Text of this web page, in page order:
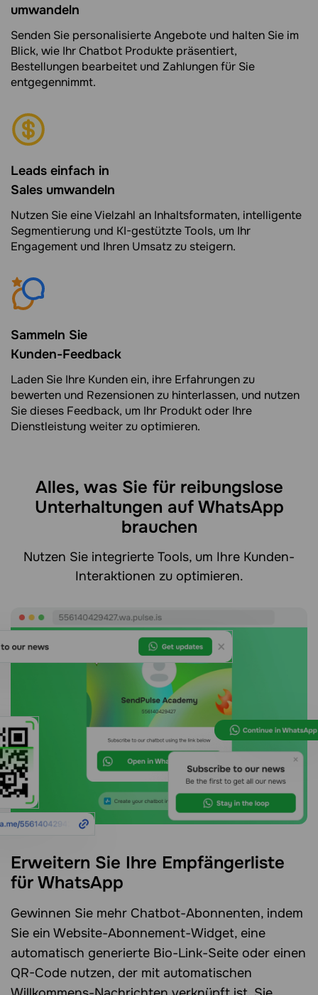
umwandeln
Senden Sie personalisierte Angebote und halten Sie im
Blick, wie Ihr Chatbot Produkte präsentiert,
Bestellungen bearbeitet und Zahlungen für Sie
entgegennimmt.
Leads einfach in
Sales umwandeln
Nutzen Sie eine Vielzahl an Inhaltsformaten, intelligente
Segmentierung und KI-gestützte Tools, um Ihr
Engagement und Ihren Umsatz zu steigern.
Sammeln Sie
Kunden-Feedback
Laden Sie Ihre Kunden ein, ihre Erfahrungen zu
bewerten und Rezensionen zu hinterlassen, und nutzen
Sie dieses Feedback, um Ihr Produkt oder Ihre
Dienstleistung weiter zu optimieren.
Alles, was Sie für reibungslose
Unterhaltungen auf WhatsApp
brauchen
Nutzen Sie integrierte Tools, um Ihre Kunden-
Interaktionen zu optimieren.
Erweitern Sie Ihre Empfängerliste
für WhatsApp
Gewinnen Sie mehr Chatbot-Abonnenten, indem
Sie ein Website-Abonnement-Widget, eine
automatisch generierte Bio-Link-Seite oder einen
QR-Code nutzen, der mit automatischen